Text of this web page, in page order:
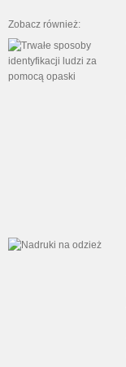
Zobacz również: